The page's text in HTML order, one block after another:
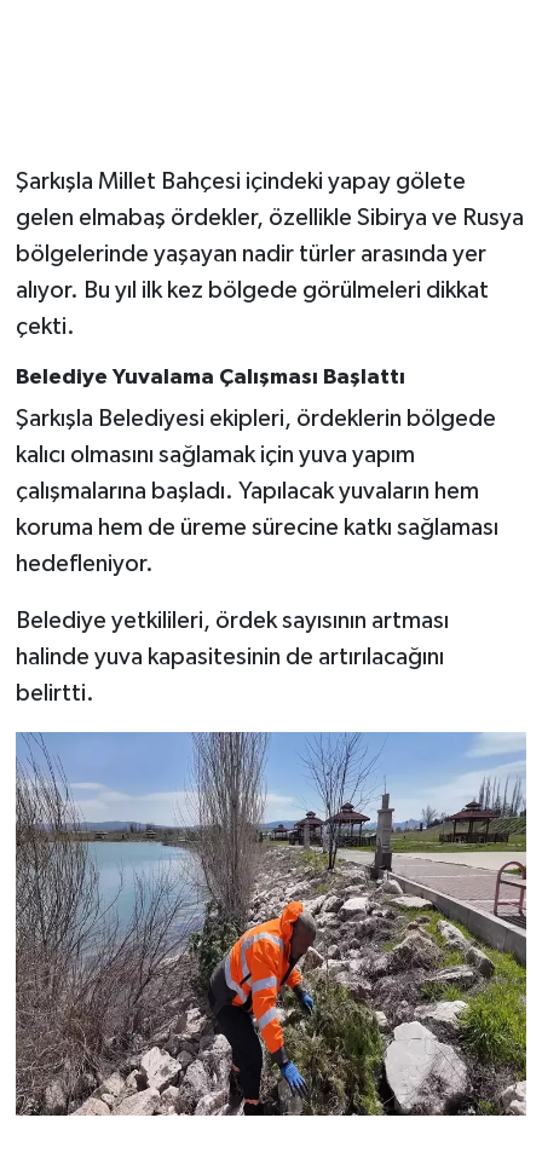
Şarkışla Millet Bahçesi içindeki yapay gölete
gelen elmabaş ördekler, özellikle Sibirya ve Rusya
bölgelerinde yaşayan nadir türler arasında yer
alıyor. Bu yıl ilk kez bölgede görülmeleri dikkat
çekti.
Belediye Yuvalama Çalışması Başlattı
Şarkışla Belediyesi ekipleri, ördeklerin bölgede
kalıcı olmasını sağlamak için yuva yapım
çalışmalarına başladı. Yapılacak yuvaların hem
koruma hem de üreme sürecine katkı sağlaması
hedefleniyor.
Belediye yetkilileri, ördek sayısının artması
halinde yuva kapasitesinin de artırılacağını
belirtti.
Siyaset
Sokak Hayvanlarını Sahiplendirme
Spor
Yaşam